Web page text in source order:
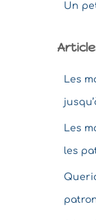
Un
Les
Les
les